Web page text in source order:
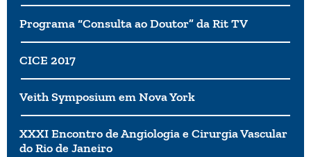
Programa “Consulta ao Doutor” da Rit TV
CICE 2017
Veith Symposium em Nova York
XXXI Encontro de Angiologia e Cirurgia Vascular
do Rio de Janeiro